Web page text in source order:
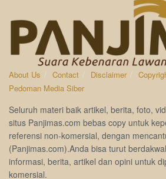
About Us Contact Disclaimer
Pedoman Media Siber
Seluruh materi baik artikel, berita, foto,
situs Panjimas.com bebas copy untuk
referensi non-komersial, dengan
(Panjimas.com).Anda bisa turut
informasi, berita, artikel dan opini untuk
komersial.